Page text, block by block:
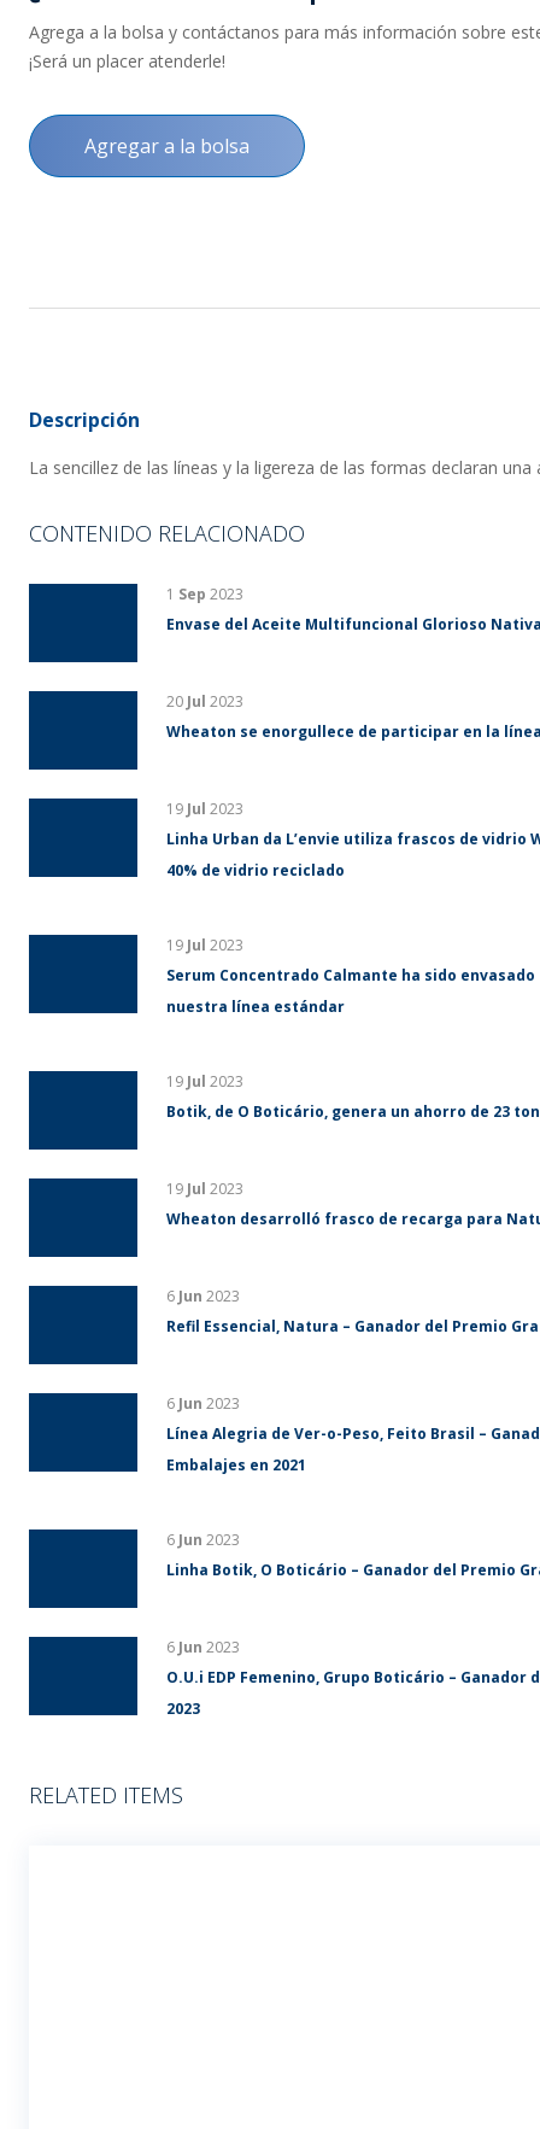
¿Está interesado en el producto?
Agrega a la bolsa y contáctanos para más información sobre
Agregar a la bolsa
1Sep2023
20Jul2023
19Jul2023
Linha Urban da L’envie utiliza frascos de vidrio
19Jul2023
Serum Concentrado Calmante ha sido
19Jul 2023
19Jul2023
6Jun 2023
6Jun2023
Línea Alegria de Ver-o-Peso, Feito Brasil –
6Jun2023
6 Jun 2023
O.U.i EDP Femenino, Grupo Boticário –